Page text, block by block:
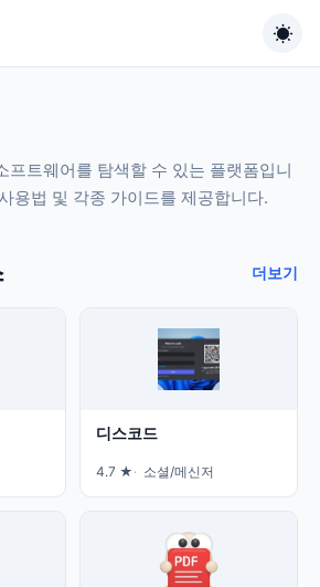
프트웨어를 탐색할 수 있는 플랫폼입니
용법 및 각종 가이드를 제공합니다.
더보기
디스코드
4.7 ★ 소셜/메신저